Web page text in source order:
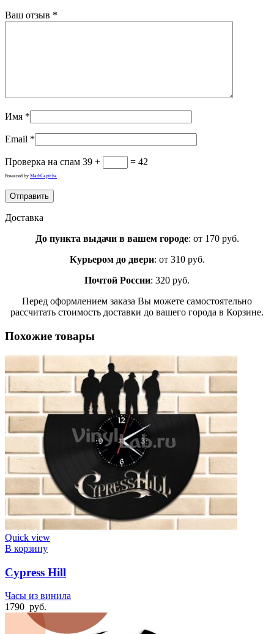
Ваш отзыв *
Имя *
Email *
Проверка на спам 39 + = 42
Powered by MathCaptcha
Доставка
До пункта выдачи в вашем городе: от 170 руб.
Курьером до двери: от 310 руб.
Почтой России: 320 руб.
Перед оформлением заказа Вы можете самостоятельно
рассчитать стоимость доставки до вашего города в Корзине.
Похожие товары
Quick view
В корзину
Cypress Hill
Часы из винила
1790 руб.